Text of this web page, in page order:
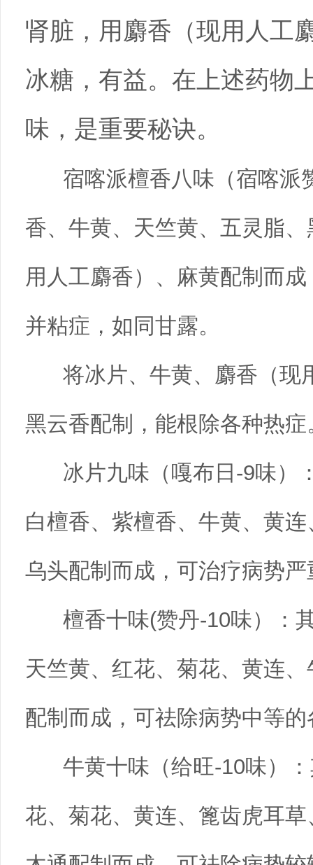
肾脏，用麝香（现用人工
冰糖，有益。在上述药物
味，是重要秘诀。
宿喀派檀香八味（宿喀派
香、牛黄、天竺黄、五灵脂
用人工麝香）、麻黄配制而
并粘症，如同甘露。
将冰片、牛黄、麝香（现
黑云香配制，能根除各种热症
冰片九味（嘎布日-9味）
白檀香、紫檀香、牛黄、黄
乌头配制而成，可治疗病势
檀香十味(赞丹-10味）：
天竺黄、红花、菊花、黄连
配制而成，可祛除病势中等
牛黄十味（给旺-10味）：
花、菊花、黄连、篦齿虎耳